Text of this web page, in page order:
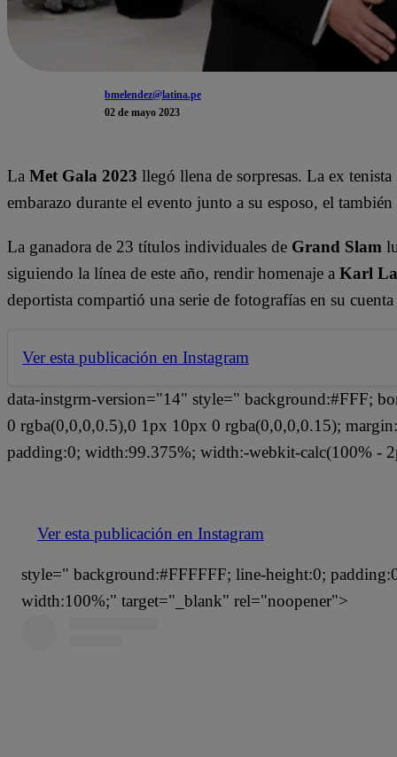
bmelendez@latina.pe
02 de mayo 2023
La Met Gala 2023 llegó llena de sorpresas. La ex tenista
embarazo durante el evento junto a su esposo, el
La ganadora de 23 títulos individuales de Grand Slam
siguiendo la línea de este año, rendir homenaje a Karl
deportista compartió una serie de fotografías en su
Ver esta publicación en Instagram
data-instgrm-version="14" style=" background:#FFF;
0 rgba(0,0,0,0.5),0 1px 10px 0 rgba(0,0,0,0.15);
padding:0; width:99.375%; width:-webkit-calc(100% -
Ver esta publicación en Instagram
style=" background:#FFFFFF; line-height:0;
width:100%;" target="_blank" rel="noopener">